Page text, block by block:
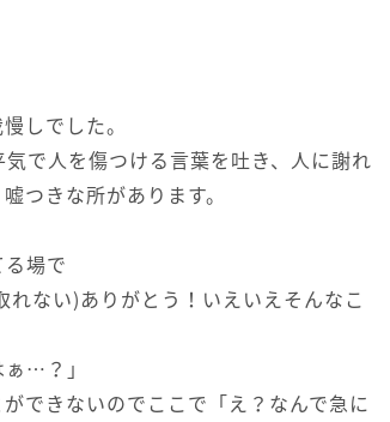
しでした。
で人を傷つける言葉を吐き、人に謝れ
つきな所があります。
場で
ない)ありがとう！いえいえそんなこ
…？」
できないのでここで「え？なんで急に